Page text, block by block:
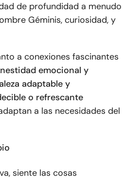
de profundidad a menudo
Géminis, curiosidad, y
a conexiones fascinantes
emocional y
adaptable y
o refrescante
a las necesidades del
siente las cosas